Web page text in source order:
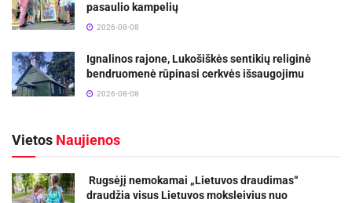
pasaulio kampelių
2026-08-08
Ignalinos rajone, Lukošiškės sentikių religinė
bendruomenė rūpinasi cerkvės išsaugojimu
2026-08-08
Vietos Naujienos
Rugsėjį nemokamai „Lietuvos draudimas“
draudžia visus Lietuvos moksleivius nuo